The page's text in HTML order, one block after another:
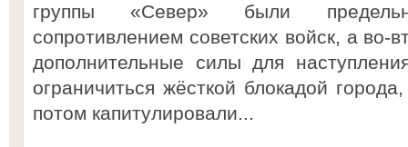
группы «Север» были
сопротивлением советских войск, а во-
дополнительные силы для
ограничиться жёсткой блокадой
потом капитулировали...